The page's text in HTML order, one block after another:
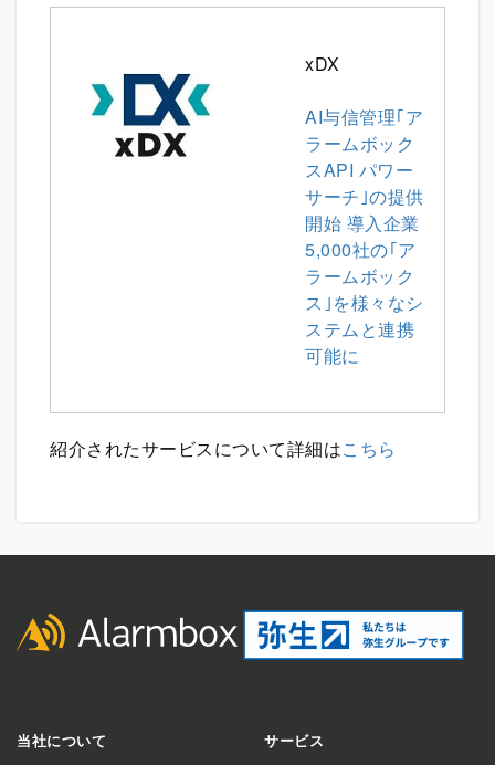
xDX
AI与信管理｢ア
ラームボック
スAPI パワー
サーチ｣の提供
開始 導入企業
5,000社の｢ア
ラームボック
ス｣を様々なシ
ステムと連携
可能に
紹介されたサービスについて詳細はこちら
当社について
サービス